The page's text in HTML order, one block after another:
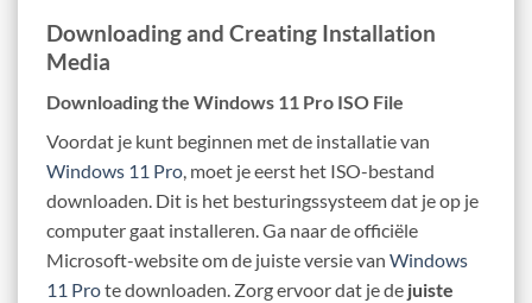
Downloading and Creating Installation
Media
Downloading the Windows 11 Pro ISO File
Voordat je kunt beginnen met de installatie van
Windows 11 Pro, moet je eerst het ISO-bestand
downloaden. Dit is het besturingssysteem dat je op je
computer gaat installeren. Ga naar de officiële
Microsoft-website om de juiste versie van Windows
11 Prote downloaden. Zorg ervoor dat je de juiste